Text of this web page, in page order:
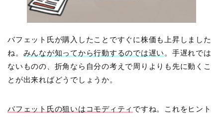
バフェット氏が購入したことですぐに株価も上昇しました
ね。 みんなが知ってから行動するのでは遅い 。手遅れでは
ないものの、折角なら自分の考えで周りよりも先に動くこ
とが出来ればどうでしょうか。
バフェット氏の狙いはコモディティ ですね。これをヒント